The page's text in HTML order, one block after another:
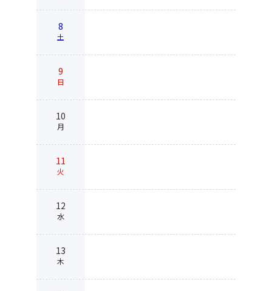
8
土
9
日
10
月
11
火
12
水
13
木